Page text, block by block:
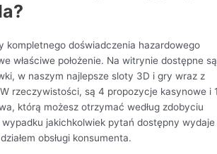
kompletnego doświadczenia hazardowego
właściwe położenie. Na witrynie dostępne są
w naszym najlepsze sloty 3D i gry wraz z
rzeczywistości, są 4 propozycje kasynowe i
którą możesz otrzymać według zdobyciu
jakichkolwiek pytań dostępny wydaje
obsługi konsumenta.